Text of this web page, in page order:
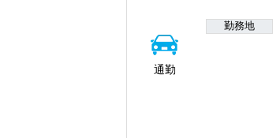
通勤
勤務地